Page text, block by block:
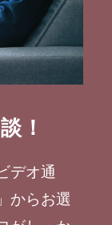
！
デオ通
からお選